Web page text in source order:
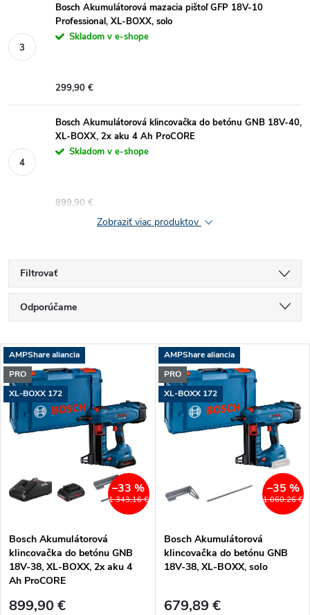
Bosch Akumulátorová mazacia pištoľ GFP 18V-10
Professional, XL-BOXX, solo
Skladom v e-shope
299,90 €
Bosch Akumulátorová klincovačka do betónu GNB 18V-40,
XL-BOXX, 2x aku 4 Ah ProCORE
Skladom v e-shope
899,90 €
Zobraziť viac produktov
Filtrovať
R
a
d
e
i
p
r
Odporúčame
Najdrahšie
Najpredávanejšie
Abecedne
V
ý
p
s
p
r
o
AMPShare aliancia
PRO
XL-BOXX 172
1 343,16 €
–33 %
Bosch Akumulátorová
klincovačka do betónu GNB
18V-38, XL-BOXX, 2x aku 4
Ah ProCORE
899,90 €
AMPShare aliancia
PRO
XL-BOXX 172
1 060,26 €
–35 %
Bosch Akumulátorová
klincovačka do betónu GNB
18V-38, XL-BOXX, solo
679,89 €